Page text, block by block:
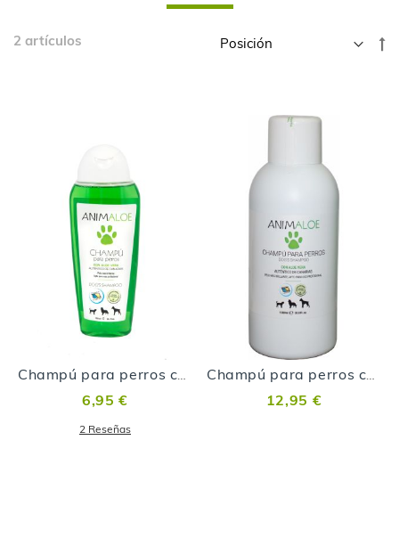
Skip
2 artículos
Champú para perros con Aloe Vera
6,95 €
2 Reseñas
Champú para perros con Aloe Vera 1L
12,95 €